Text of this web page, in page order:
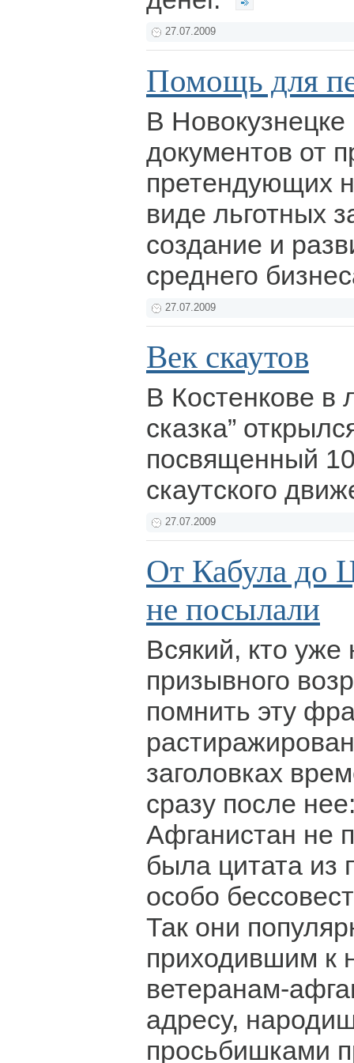
27.07.2009
Помощь для
В
документов от
претендующих
виде льготных
создание и
среднего
27.07.2009
Век скаутов
В Костенкове в
сказка”
посвященный
скаутского
27.07.2009
От Кабула до
не посылали
Всякий, кто
призывного
помнить эту
заголовках
сразу после
Афганистан не
была цитата из
особо
Так они
приходившим к
ветеранам-
адресу,
просьбишками